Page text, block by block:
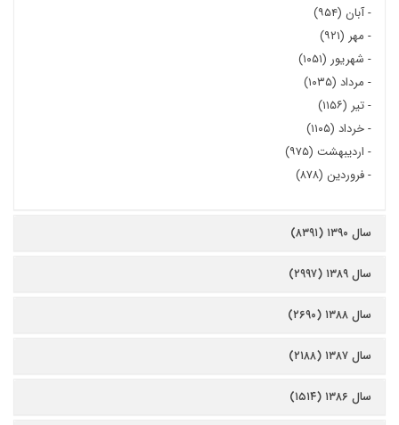
-آبان (۹۵۴)
- مهر (۹۲۱)
- شهریور (۱۰۵۱)
- مرداد (۱۰۳۵)
-تیر (۱۱۵۶)
-خرداد (۱۱۰۵)
- اردیبهشت (۹۷۵)
-فروردین (۸۷۸)
سال ۱۳۹۰ (۸۳۹۱)
سال ۱۳۸۹ (۲۹۹۷)
سال ۱۳۸۸ (۲۶۹۰)
سال ۱۳۸۷ (۲۱۸۸)
سال ۱۳۸۶ (۱۵۱۴)